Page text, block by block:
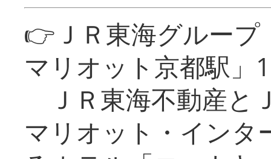
👉ＪＲ東海グルー
マリオット京都駅」
ＪＲ東海不動産と
マリオット・インタ